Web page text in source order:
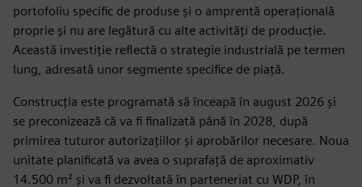
portofoliu specific de produse și o amprentă operațională
proprie și nu are legătură cu alte activități de producție.
Această investiție reflectă o strategie industrială pe termen
lung, adresată unor segmente specifice de piață.
Construcția este programată să înceapă în august 2026 și
se preconizează că va fi finalizată până în 2028, după
primirea tuturor autorizațiilor și aprobărilor necesare. Noua
unitate planificată va avea o suprafață de aproximativ
14.500 m² și va fi dezvoltată în parteneriat cu WDP, în